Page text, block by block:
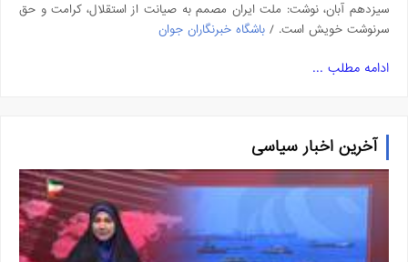
سیزدهم آبان، نوشت: ملت ایران مصمم به صیانت از استقلال، کرامت و حق
سرنوشت خویش است. / باشگاه خبرنگاران جوان
ادامه مطلب ...
آخرین اخبار سیاسی